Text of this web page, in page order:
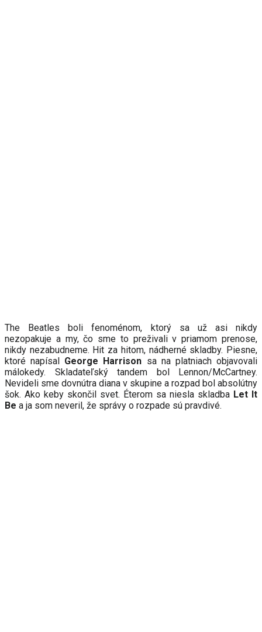
The Beatles boli fenoménom, ktorý sa už asi nikdy
nezopakuje a my, čo sme to preživali v priamom prenose,
nikdy nezabudneme. Hit za hitom, nádherné skladby. Piesne,
ktoré napísal George Harrison sa na platniach objavovali
málokedy. Skladateľský tandem bol Lennon/McCartney.
Nevideli sme dovnútra diana v skupine a rozpad bol absolútny
šok. Ako keby skončil svet. Éterom sa niesla skladba Let It
Be a ja som neveril, že správy o rozpade sú pravdivé.